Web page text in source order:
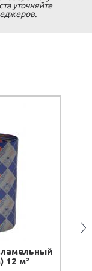
уточняйте
12 м²